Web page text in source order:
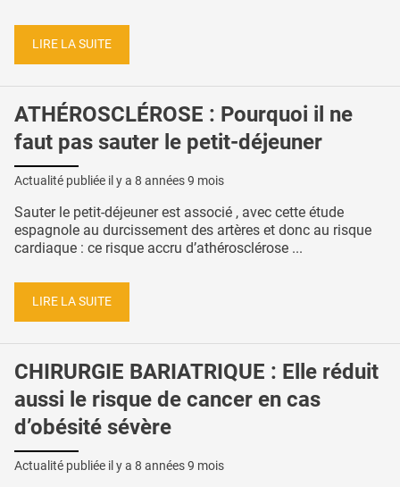
LIRE LA SUITE
ATHÉROSCLÉROSE : Pourquoi il ne
faut pas sauter le petit-déjeuner
Actualité publiée il y a 8 années 9 mois
Sauter le petit-déjeuner est associé , avec cette étude
espagnole au durcissement des artères et donc au risque
cardiaque : ce risque accru d’athérosclérose ...
LIRE LA SUITE
CHIRURGIE BARIATRIQUE : Elle réduit
aussi le risque de cancer en cas
d’obésité sévère
Actualité publiée il y a 8 années 9 mois